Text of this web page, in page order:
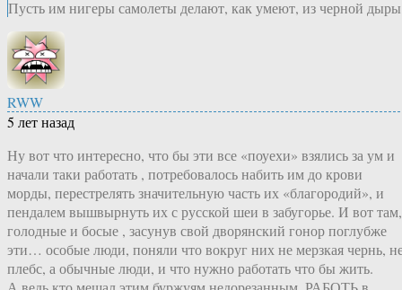
Пусть им нигеры самолеты делают, как умеют, из черной
RWW
5 лет назад
Ну вот что интересно, что бы эти все «поуехи» взялись за ум и
начали таки работать , потребовалось набить им до крови
морды, перестрелять значительную часть их «благородий», и
пендалем вышвырнуть их с русской шеи в забугорье. И вот там,
голодные и босые , засунув свой дворянский гонор поглубже
эти… особые люди, поняли что вокруг них не мерзкая чернь,
плебс, а обычные люди, и что нужно работать что бы жить.